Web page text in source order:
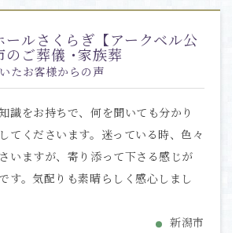
ールさくらぎ【アークベル公
のご葬儀 ･家族葬
たお客様からの声
識をお持ちで、何を聞いても分かり
てくださいます。迷っている時、色々
いますが、寄り添って下さる感じが
す。気配りも素晴らしく感心しまし
新潟市